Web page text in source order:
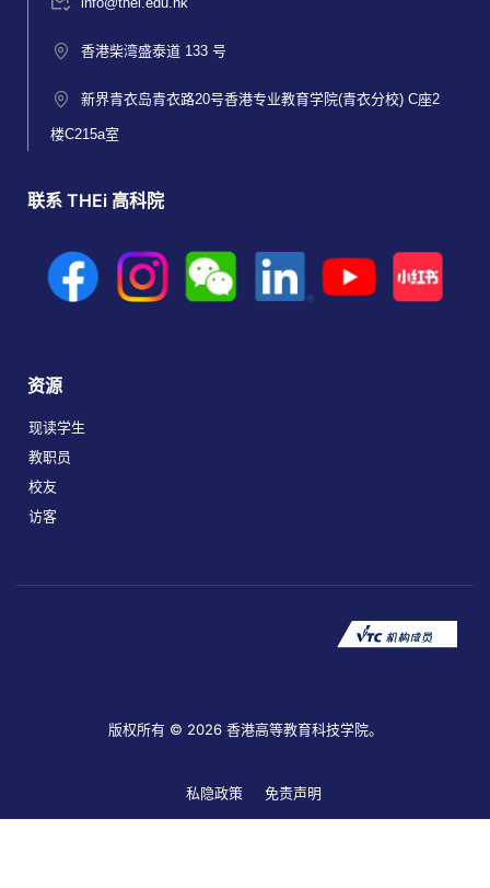
香港柴湾盛泰道 133 号
新界青衣岛青衣路20号香港专业教育学院(青衣分校) C座2
楼C215a室
联系 THEi 高科院
资源
现读学生
教职员
校友
访客
版权所有 © 2026 香港高等教育科技学院。
私隐政策 免责声明